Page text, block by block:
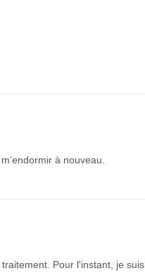
à nouveau.
Pour l'instant, je suis